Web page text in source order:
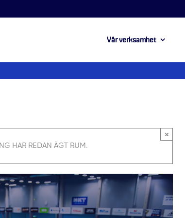
Vår verksamhet
HAR REDAN ÄGT RUM.
×